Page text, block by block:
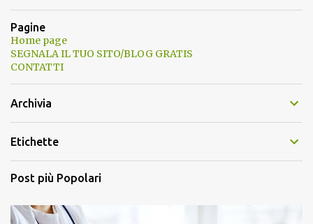
Pagine
Home page
SEGNALA IL TUO SITO/BLOG GRATIS
CONTATTI
Archivia
Etichette
Post più Popolari